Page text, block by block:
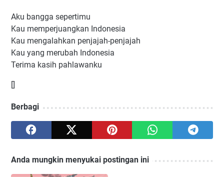
Aku bangga sepertimu
Kau memperjuangkan Indonesia
Kau mengalahkan penjajah-penjajah
Kau yang merubah Indonesia
Terima kasih pahlawanku
[]
Berbagi
Anda mungkin menyukai postingan ini